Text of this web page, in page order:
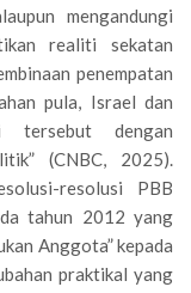
mengandungi
realiti sekatan
penempatan
pula, Israel dan
tersebut dengan
(CNBC, 2025).
resolusi PBB
tahun 2012 yang
Anggota” kepada
praktikal yang